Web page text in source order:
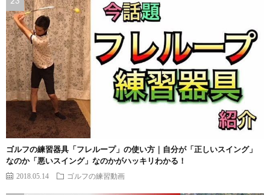
ゴルフの練習器具「フレループ」の使い方｜自分が「正しいスイング」
なのか「悪いスイング」なのかがハッキリわかる！
2018.05.14 ゴルフの練習動画